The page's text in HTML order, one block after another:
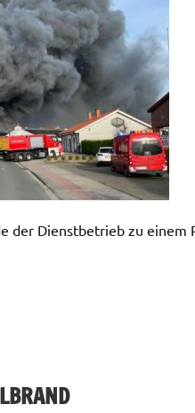
der Dienstbetrieb zu einem